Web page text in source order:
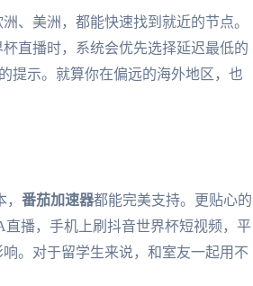
、美洲，都能快速找到就近的节点。
直播时，系统会优先选择延迟最低的
提示。就算你在偏远的海外地区，也
番茄加速器都能完美支持。更贴心的
播，手机上刷抖音世界杯短视频，平
。对于留学生来说，和室友一起用不